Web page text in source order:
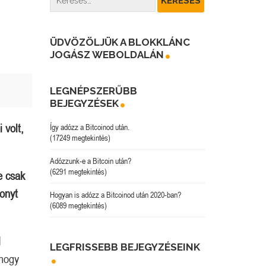
volt,
csak
ÜDVÖZÖLJÜK A BLOKKLÁNC
JOGÁSZ WEBOLDALÁN
LEGNÉPSZERŰBB
BEJEGYZÉSEK
Így adózz a Bitcoinod után.
(17249 megtekintés)
Adózzunk-e a Bitcoin után?
(6291 megtekintés)
Hogyan is adózz a Bitcoinod után 2020-ban?
(6089 megtekintés)
LEGFRISSEBB BEJEGYZÉSEINK